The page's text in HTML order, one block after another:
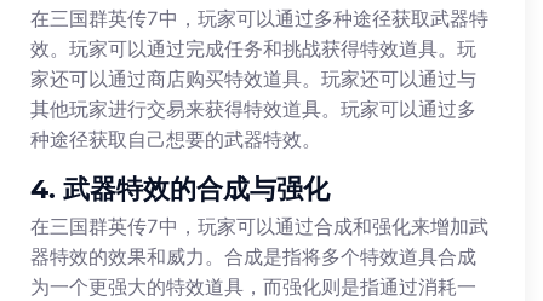
在三国群英传7中，玩家可以通过多种途径获取武器特
效。玩家可以通过完成任务和挑战获得特效道具。玩
家还可以通过商店购买特效道具。玩家还可以通过与
其他玩家进行交易来获得特效道具。玩家可以通过多
种途径获取自己想要的武器特效。
4. 武器特效的合成与强化
在三国群英传7中，玩家可以通过合成和强化来增加武
器特效的效果和威力。合成是指将多个特效道具合成
为一个更强大的特效道具，而强化则是指通过消耗一